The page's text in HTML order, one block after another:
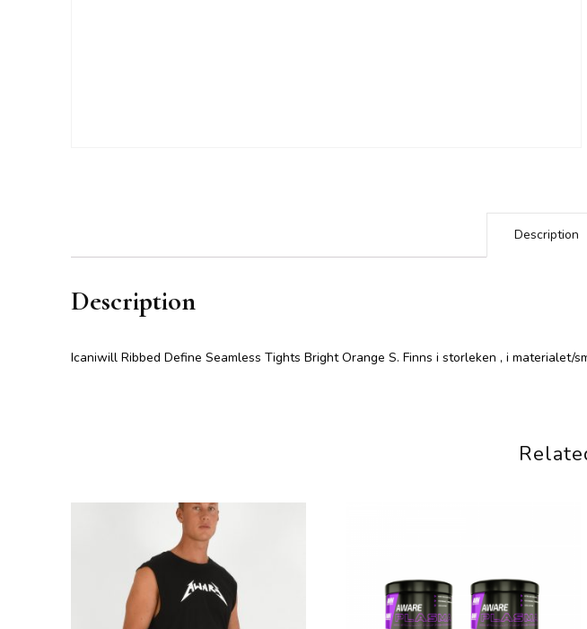
Description
Description
Icaniwill Ribbed Define Seamless Tights Bright Orange S. Finns i storleken , i materialet/